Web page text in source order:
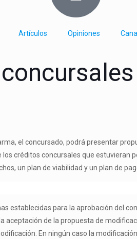
Artículos Opiniones
el concursado, podrá presentar
créditos concursales que estuvieran
un plan de viabilidad y un plan de
establecidas para la aprobación del
aceptación de la propuesta de
En ningún caso la